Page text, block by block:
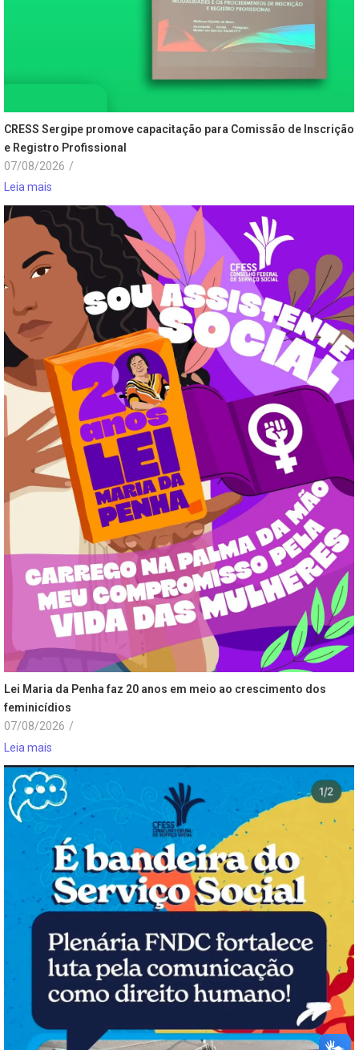
CRESS Sergipe promove capacitação para Comissão de Inscrição
e Registro Profissional
07/08/2026 /
Leia mais
Lei Maria da Penha faz 20 anos em meio ao crescimento dos
feminicídios
07/08/2026 /
Leia mais